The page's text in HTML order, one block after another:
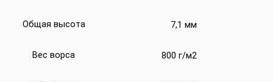
Общая высота 7,1 мм
Вес ворса 800 г/м2